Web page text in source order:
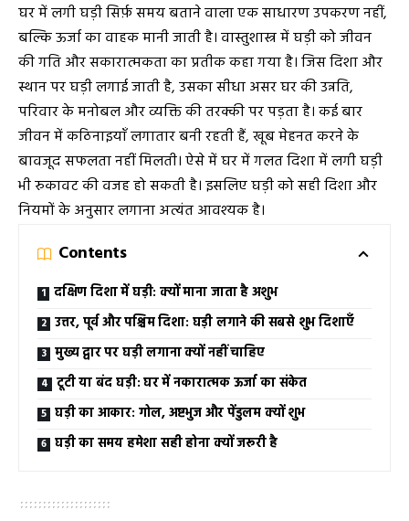
घर में लगी घड़ी सिर्फ़ समय बताने वाला एक साधारण उपकरण नहीं,
बल्कि ऊर्जा का वाहक मानी जाती है। वास्तुशास्त्र में घड़ी को जीवन
की गति और सकारात्मकता का प्रतीक कहा गया है। जिस दिशा और
स्थान पर घड़ी लगाई जाती है, उसका सीधा असर घर की उन्नति,
परिवार के मनोबल और व्यक्ति की तरक्की पर पड़ता है। कई बार
जीवन में कठिनाइयाँ लगातार बनी रहती हैं, खूब मेहनत करने के
बावजूद सफलता नहीं मिलती। ऐसे में घर में गलत दिशा में लगी घड़ी
भी रुकावट की वजह हो सकती है। इसलिए घड़ी को सही दिशा और
नियमों के अनुसार लगाना अत्यंत आवश्यक है।
Contents
दक्षिण दिशा में घड़ी: क्यों माना जाता है अशुभ
उत्तर, पूर्व और पश्चिम दिशा: घड़ी लगाने की सबसे शुभ दिशाएँ
मुख्य द्वार पर घड़ी लगाना क्यों नहीं चाहिए
टूटी या बंद घड़ी: घर में नकारात्मक ऊर्जा का संकेत
घड़ी का आकार: गोल, अष्टभुज और पेंडुलम क्यों शुभ
घड़ी का समय हमेशा सही होना क्यों जरूरी है